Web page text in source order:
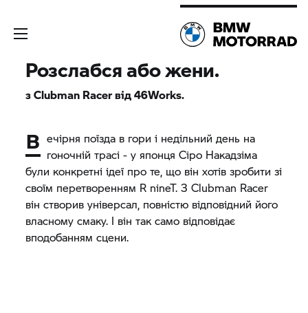
Розслабся або жени.
з Clubman Racer від 46Works.
В ечірня поїзда в гори і недільний день на
гоночній трасі - у японця Сіро Накадзіма
були конкретні ідеї про те, що він хотів зробити зі
своїм перетворенням R nineT. З Clubman Racer
він створив універсал, повністю відповідний його
власному смаку. І він так само відповідає
вподобанням сцени.